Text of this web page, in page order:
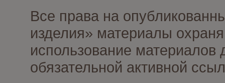
Все права на
изделия» материалы
использование материалов
обязательной активной